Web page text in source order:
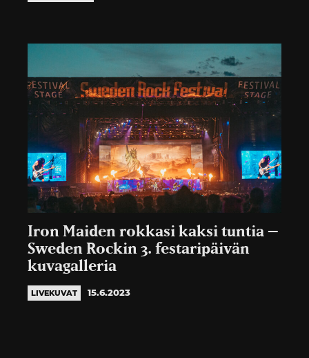
Iron Maiden rokkasi kaksi tuntia –
Sweden Rockin 3. festaripäivän
kuvagalleria
LIVEKUVAT 15.6.2023